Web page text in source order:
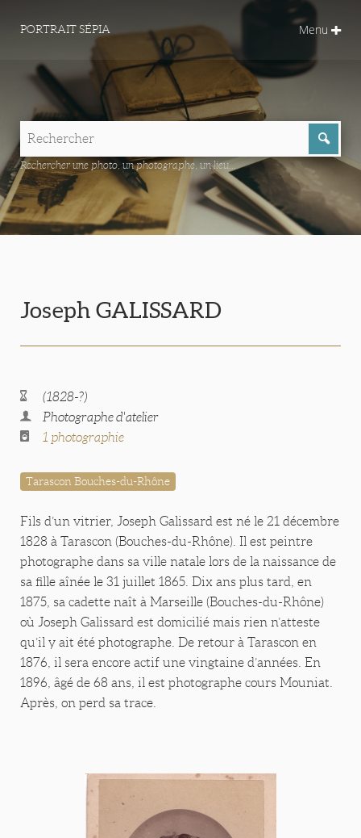
PORTRAIT SÉPIA Menu
Rechercher une photo, un photographe, un lieu...
Joseph GALISSARD
(1828-?)
Photographe d'atelier
1 photographie
Tarascon Bouches-du-Rhône
Fils d’un vitrier, Joseph Galissard est né le 21 décembre
1828 à Tarascon (Bouches-du-Rhône). Il est peintre
photographe dans sa ville natale lors de la naissance de
sa fille aînée le 31 juillet 1865. Dix ans plus tard, en
1875, sa cadette naît à Marseille (Bouches-du-Rhône)
où Joseph Galissard est domicilié mais rien n’atteste
qu’il y ait été photographe. De retour à Tarascon en
1876, il sera encore actif une vingtaine d’années. En
1896, âgé de 68 ans, il est photographe cours Mouniat.
Après, on perd sa trace.